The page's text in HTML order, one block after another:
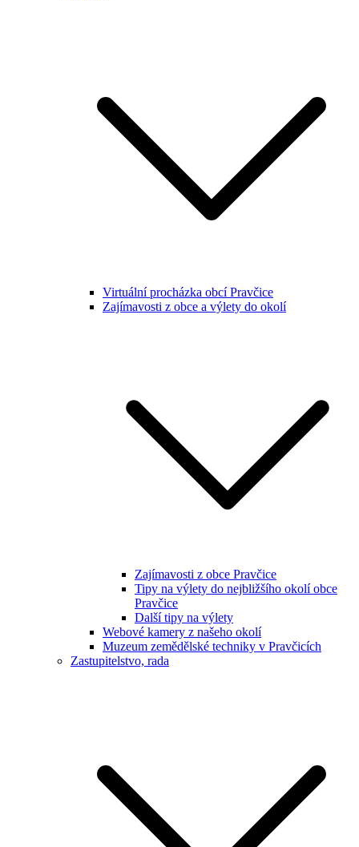
Virtuální procházka obcí Pravčice
Zajímavosti z obce a výlety do okolí
Zajímavosti z obce Pravčice
Tipy na výlety do nejbližšího okolí obce
Pravčice
Další tipy na výlety
Webové kamery z našeho okolí
Muzeum zemědělské techniky v Pravčicích
Zastupitelstvo, rada